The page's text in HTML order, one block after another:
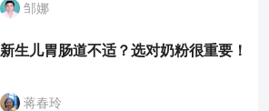
邹娜
新生儿胃肠道不适？选对奶粉很重要！
蒋春玲